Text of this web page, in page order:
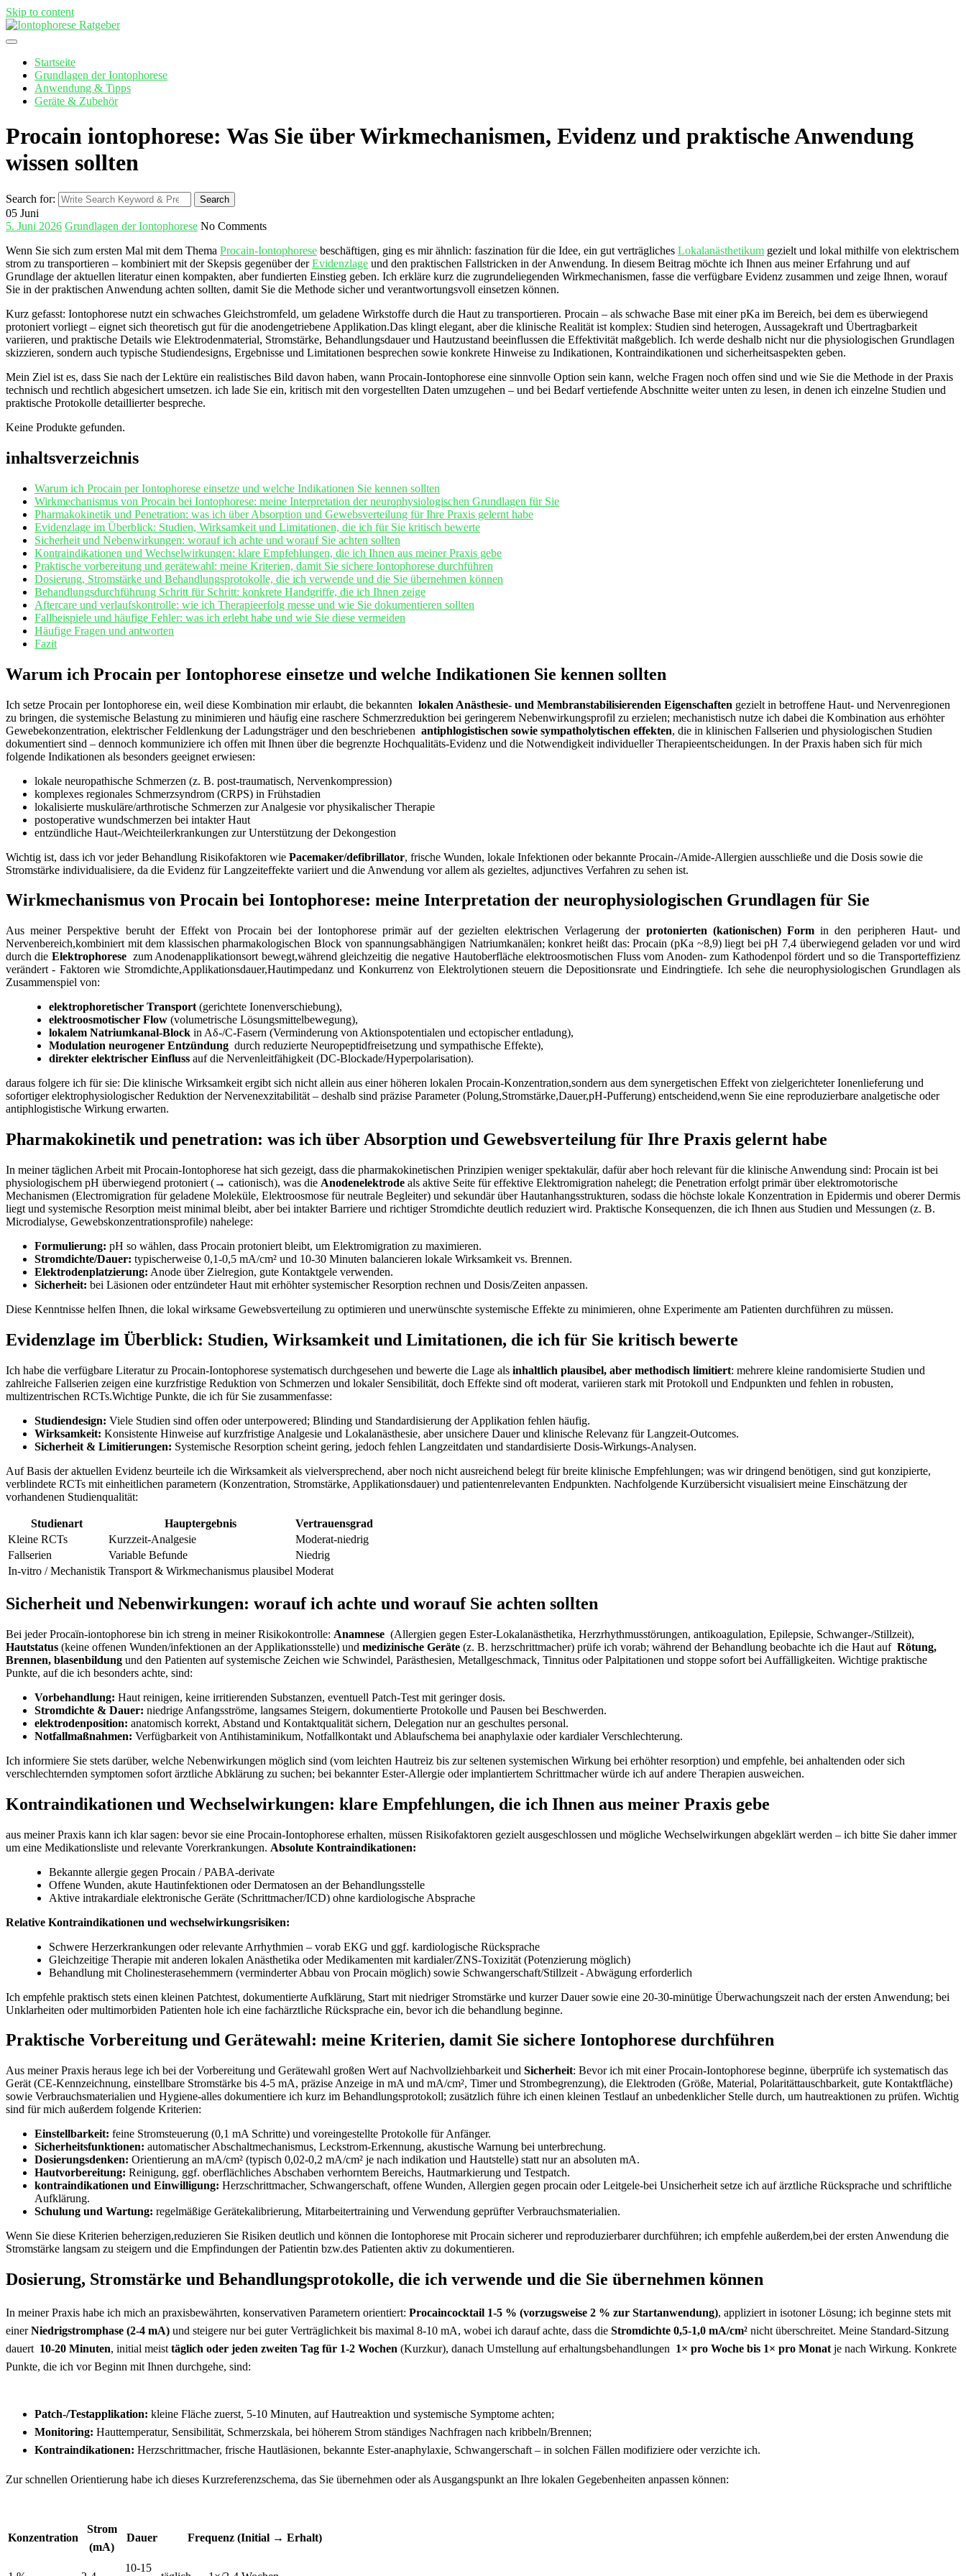
Skip to content
Startseite
Grundlagen der Iontophorese
Anwendung & Tipps
Geräte & Zubehör
Procain iontophorese: Was Sie über Wirkmechanismen, Evidenz und praktische Anwendung
wissen sollten
Search for: Search
05 Juni
5. Juni 2026 Grundlagen der Iontophorese No Comments
Wenn⁣ Sie⁤ sich zum ersten Mal ‍mit dem Thema ‌ Procain-Iontophorese beschäftigen, ging es mir ähnlich: faszination für ‍die Idee, ein gut verträgliches Lokalanästhetikum gezielt ⁤und lokal mithilfe von⁤ elektrischem
strom zu transportieren – kombiniert mit der ‍Skepsis gegenüber derEvidenzlage und den⁢ praktischen‍ Fallstricken in‍ der Anwendung.‍ In ‌diesem Beitrag möchte ich Ihnen‌ aus ⁤meiner Erfahrung und auf
‍Grundlage der⁣ aktuellen⁣ literatur einen kompakten, aber fundierten Einstieg geben.‍ Ich erkläre kurz die zugrundeliegenden Wirkmechanismen, ​fasse die verfügbare Evidenz zusammen und zeige ⁢Ihnen, worauf
Sie in der praktischen Anwendung​ achten sollten, damit Sie die Methode sicher und verantwortungsvoll einsetzen können.
Kurz gefasst: Iontophorese nutzt ein schwaches Gleichstromfeld, ⁣um geladene Wirkstoffe durch die Haut zu transportieren. Procain – als schwache Base mit‌ einer pKa im Bereich, bei‍ dem es überwiegend
protoniert‍ vorliegt – eignet sich ‍theoretisch gut für die ⁤anodengetriebene‌ Applikation.Das klingt​ elegant, aber die ⁣klinische Realität ist komplex:⁢ Studien sind⁣ heterogen, Aussagekraft und‌ Übertragbarkeit​
variieren, und praktische Details wie Elektrodenmaterial, Stromstärke, ⁣Behandlungsdauer und Hautzustand beeinflussen die ‌Effektivität maßgeblich. Ich werde deshalb nicht nur die physiologischen ⁤Grundlagen‍
skizzieren, sondern auch⁢ typische Studiendesigns, Ergebnisse und Limitationen besprechen sowie konkrete⁢ Hinweise ⁣zu Indikationen, Kontraindikationen und sicherheitsaspekten geben.
Mein Ziel ‍ist⁢ es, ‌dass Sie nach der Lektüre ​ein realistisches Bild davon haben, wann ​Procain-Iontophorese eine sinnvolle Option sein​ kann, ​welche Fragen noch offen sind ‍und wie Sie die Methode​ in der Praxis
technisch und⁢ rechtlich abgesichert umsetzen. ich lade ​Sie ein, kritisch mit den vorgestellten Daten umzugehen – und bei Bedarf vertiefende Abschnitte weiter unten zu lesen, in denen⁤ ich⁤ einzelne Studien und
praktische Protokolle detaillierter bespreche.
Keine Produkte gefunden.
inhaltsverzeichnis
Warum ich Procain per Iontophorese einsetze⁢ und welche ‌Indikationen Sie kennen sollten
Wirkmechanismus von Procain bei Iontophorese: ‌meine‍ Interpretation der ‌neurophysiologischen⁣ Grundlagen für Sie
Pharmakokinetik und Penetration: was ⁤ich ‍über ⁢Absorption und Gewebsverteilung ⁣für Ihre Praxis ⁢gelernt habe
Evidenzlage⁢ im ‌Überblick: ​Studien, Wirksamkeit und⁣ Limitationen, die ich für Sie‍ kritisch ‌bewerte
Sicherheit und Nebenwirkungen: ⁤worauf ⁤ich achte und worauf Sie​ achten sollten
Kontraindikationen und Wechselwirkungen: ‍klare Empfehlungen, die ich Ihnen‍ aus meiner Praxis gebe
Praktische vorbereitung ‍und⁣ gerätewahl: meine Kriterien, damit Sie sichere Iontophorese durchführen
Dosierung,⁤ Stromstärke ⁤und ⁢Behandlungsprotokolle, die ich verwende und die Sie übernehmen können
Behandlungsdurchführung Schritt ‌für‍ Schritt: konkrete Handgriffe, die ⁣ich Ihnen zeige
Aftercare und verlaufskontrolle: wie ich Therapieerfolg ⁤messe und wie Sie dokumentieren ⁤sollten
Fallbeispiele und häufige Fehler: was⁣ ich erlebt habe‌ und ​wie Sie diese vermeiden
Häufige‍ Fragen und⁤ antworten
Fazit
Warum ich Procain per‌ Iontophorese einsetze und welche ‌Indikationen ‌Sie‍ kennen‍ sollten
Ich setze Procain per Iontophorese ein, ‍weil diese Kombination‌ mir erlaubt, die bekannten ⁢ lokalen Anästhesie‑ und Membranstabilisierenden Eigenschaften gezielt in betroffene Haut- und Nervenregionen
zu bringen, die ⁢systemische Belastung zu minimieren und häufig eine raschere Schmerzreduktion bei geringerem Nebenwirkungsprofil zu erzielen; mechanistisch nutze ich ⁢dabei die Kombination aus‌ erhöhter​
Gewebekonzentration, elektrischer Feldlenkung der Ladungsträger⁣ und den beschriebenen ​ antiphlogistischen‌ sowie sympatholytischen effekten,⁣ die in klinischen⁣ Fallserien und⁤ physiologischen‍ Studien
dokumentiert sind – dennoch⁢ kommuniziere ich offen mit Ihnen über die begrenzte Hochqualitäts‑Evidenz und die Notwendigkeit​ individueller Therapieentscheidungen. In der Praxis haben sich ⁣für⁢ mich
folgende Indikationen⁣ als ⁤besonders geeignet erwiesen:
lokale neuropathische Schmerzen (z. B. post‑traumatisch, Nervenkompression)
komplexes regionales ​Schmerzsyndrom⁤ (CRPS) in⁢ Frühstadien
lokalisierte muskuläre/arthrotische Schmerzen ​zur Analgesie vor physikalischer‌ Therapie
postoperative‍ wundschmerzen ⁣bei intakter ⁤Haut
entzündliche Haut‑/Weichteilerkrankungen‍ zur Unterstützung der Dekongestion
Wichtig ist, dass ich vor jeder ‌Behandlung Risikofaktoren wie Pacemaker/defibrillator, frische Wunden, lokale ⁣Infektionen ‍oder bekannte Procain‑/Amide‑Allergien ausschließe und die⁢ Dosis sowie die
Stromstärke individualisiere, da ⁢die Evidenz ⁢für ‌Langzeiteffekte ‍variiert und die⁣ Anwendung vor‌ allem als‍ gezieltes, adjunctives Verfahren zu sehen ist.
Wirkmechanismus von⁤ Procain bei Iontophorese: meine Interpretation der neurophysiologischen Grundlagen ​für Sie
Aus meiner Perspektive⁢ beruht ⁢der Effekt von ​Procain bei‌ der Iontophorese primär auf der gezielten elektrischen ‌Verlagerung der protonierten ⁤(kationischen) Form in​ den‌ peripheren Haut- und
Nervenbereich,kombiniert mit dem klassischen pharmakologischen Block von spannungsabhängigen Natriumkanälen;⁢ konkret heißt ‍das: Procain (pKa ~8,9) liegt ⁤bei ‍pH ⁢7,4 überwiegend geladen vor ​und wird
durch‌ die Elektrophorese⁤ zum Anodenapplikationsort ‌bewegt,während ‌gleichzeitig die negative Hautoberfläche elektroosmotischen ⁣Fluss vom​ Anoden- zum⁤ Kathodenpol‍ fördert und so die‍ Transporteffizienz
verändert ‌- Faktoren wie ​Stromdichte,Applikationsdauer,Hautimpedanz und ⁢Konkurrenz ⁣von Elektrolytionen steuern die Depositionsrate und​ Eindringtiefe. Ich sehe die neurophysiologischen Grundlagen als
Zusammenspiel von:
elektrophoretischer Transport (gerichtete Ionenverschiebung),
elektroosmotischer Flow (volumetrische Lösungsmittelbewegung),
lokalem Natriumkanal-Block in Aδ-/C-Fasern (Verminderung von‍ Aktionspotentialen​ und ectopischer entladung),
Modulation neurogener Entzündung ‌ durch ‌reduzierte Neuropeptidfreisetzung und sympathische Effekte),
direkter elektrischer Einfluss auf ⁣die Nervenleitfähigkeit ⁢(DC-Blockade/Hyperpolarisation).
daraus ‍folgere ich​ für sie: Die ‌klinische Wirksamkeit ergibt sich⁤ nicht allein aus ⁣einer⁤ höheren lokalen Procain-Konzentration,sondern aus dem synergetischen Effekt von‍ zielgerichteter Ionenlieferung und
sofortiger elektrophysiologischer Reduktion der Nervenexzitabilität – ​deshalb sind‍ präzise Parameter (Polung,Stromstärke,Dauer,pH-Pufferung) entscheidend,wenn Sie eine ⁢reproduzierbare analgetische oder
‍antiphlogistische Wirkung erwarten.
Pharmakokinetik und penetration: was ich⁤ über Absorption und Gewebsverteilung für⁤ Ihre Praxis gelernt ⁤habe
In⁤ meiner täglichen ​Arbeit mit Procain‑Iontophorese hat sich gezeigt, dass die pharmakokinetischen Prinzipien⁣ weniger spektakulär, dafür ‌aber hoch ‍relevant ⁣für die ​klinische Anwendung‍ sind: Procain ​ist bei
physiologischem ⁤pH überwiegend ⁣protoniert ‌(→ cationisch), was die Anodenelektrode als aktive​ Seite für effektive Elektromigration nahelegt;⁢ die Penetration erfolgt primär über⁤ elektromotorische​
Mechanismen⁣ (Electromigration für‌ geladene⁣ Moleküle, Elektroosmose für neutrale Begleiter)⁤ und sekundär über Hautanhangsstrukturen, sodass‍ die ​höchste⁤ lokale Konzentration in ‍Epidermis und oberer ⁢Dermis
liegt und‌ systemische Resorption ⁣meist minimal bleibt, ‍aber bei intakter‍ Barriere und richtiger Stromdichte deutlich reduziert wird.⁢ Praktische Konsequenzen, die ich Ihnen aus Studien und ​Messungen ⁣(z. B.⁤
Microdialyse, Gewebskonzentrationsprofile) nahelege:
Formulierung: ⁣pH so wählen, dass Procain protoniert bleibt, um Elektromigration zu maximieren.
Stromdichte/Dauer: typischerweise 0,1-0,5 mA/cm² und 10-30 Minuten balancieren lokale⁣ Wirksamkeit vs.‌ Brennen.
Elektrodenplatzierung: ⁣Anode über Zielregion, gute ⁣Kontaktgele⁢ verwenden.
Sicherheit: bei Läsionen oder⁤ entzündeter Haut mit erhöhter systemischer Resorption rechnen⁢ und Dosis/Zeiten ‍anpassen.
Diese Kenntnisse helfen Ihnen,‍ die ⁢lokal wirksame Gewebsverteilung zu ⁤optimieren⁤ und⁣ unerwünschte systemische Effekte zu⁣ minimieren, ohne Experimente am Patienten ​durchführen zu müssen.
Evidenzlage ⁣im Überblick: ‍Studien, ⁤Wirksamkeit und Limitationen, die ich⁤ für Sie ​kritisch‌ bewerte
Ich habe ‍die verfügbare Literatur zu Procain‑Iontophorese systematisch durchgesehen und bewerte die Lage als inhaltlich plausibel,‍ aber ‍methodisch limitiert: mehrere‍ kleine randomisierte Studien und
zahlreiche Fallserien zeigen eine kurzfristige Reduktion von Schmerzen und lokaler Sensibilität, doch ‍Effekte sind⁢ oft‌ moderat, variieren ‌stark mit Protokoll und Endpunkten und fehlen in robusten,
multizentrischen⁢ RCTs.Wichtige Punkte, die ich für Sie zusammenfasse:⁤
Studiendesign: Viele Studien sind offen oder unterpowered; Blinding⁢ und Standardisierung der​ Applikation​ fehlen ⁤häufig.
Wirksamkeit: Konsistente ⁣Hinweise‍ auf kurzfristige⁢ Analgesie und Lokalanästhesie, aber unsichere‍ Dauer⁤ und klinische Relevanz für Langzeit‑Outcomes.
Sicherheit & Limitierungen: Systemische Resorption scheint gering, jedoch fehlen Langzeitdaten ‍und standardisierte​ Dosis‑Wirkungs‑Analysen.
Auf ⁤Basis der aktuellen⁢ Evidenz beurteile ich‍ die Wirksamkeit ⁣als ⁢vielversprechend,‌ aber noch nicht ausreichend belegt für breite klinische⁢ Empfehlungen; was‌ wir dringend benötigen, sind gut konzipierte,⁤
verblindete RCTs mit ​einheitlichen parametern (Konzentration, Stromstärke, Applikationsdauer) und‍ patientenrelevanten Endpunkten.⁢ Nachfolgende ‌Kurzübersicht visualisiert ‌meine Einschätzung der⁢
vorhandenen Studienqualität:
Studienart Hauptergebnis
Vertrauensgrad
Kleine RCTs
Kurzzeit‑Analgesie
Moderat‑niedrig
Fallserien
Variable Befunde
Niedrig
In-vitro ​/ Mechanistik Transport ⁢&‌ Wirkmechanismus‍ plausibel Moderat
Sicherheit und⁣ Nebenwirkungen: worauf⁤ ich achte und worauf⁣ Sie⁢ achten sollten
Bei jeder Procaïn‑iontophorese bin ⁢ich⁢ streng in​ meiner Risikokontrolle: Anamnese ⁤ (Allergien gegen Ester‑Lokalanästhetika, Herzrhythmusstörungen, antikoagulation, Epilepsie, ​Schwanger‑/Stillzeit),
Hautstatus ⁣(keine offenen Wunden/infektionen an der Applikationsstelle) und medizinische ⁣Geräte ⁢(z. B. herzschrittmacher) prüfe ich vorab; während der Behandlung beobachte ich die‍ Haut ‌auf ⁤ Rötung,
Brennen, blasenbildung und den Patienten ⁤auf systemische Zeichen wie Schwindel, Parästhesien, ‍Metallgeschmack, Tinnitus oder ​Palpitationen und stoppe sofort bei Auffälligkeiten. ⁤Wichtige praktische
Punkte,⁢ auf die ich besonders ⁢achte, sind:
Vorbehandlung: Haut reinigen, ⁢keine irritierenden​ Substanzen, eventuell Patch‑Test ⁣mit geringer dosis.
Stromdichte & Dauer: niedrige Anfangsströme, langsames ‍Steigern, ‌dokumentierte Protokolle‌ und Pausen bei Beschwerden.
elektrodenposition: anatomisch korrekt,⁣ Abstand und Kontaktqualität sichern, ⁢Delegation‌ nur an geschultes ‍personal.
Notfallmaßnahmen: ​Verfügbarkeit von Antihistaminikum, Notfallkontakt und Ablaufschema bei anaphylaxie ⁤oder ⁣kardialer Verschlechterung.
Ich informiere Sie stets darüber, welche Nebenwirkungen⁣ möglich sind (vom leichten Hautreiz bis zur seltenen systemischen Wirkung bei ‌erhöhter resorption) und empfehle, bei anhaltenden oder sich
verschlechternden symptomen sofort ärztliche Abklärung zu‍ suchen; bei ‍bekannter Ester‑Allergie oder implantiertem ‌Schrittmacher würde ich auf andere Therapien ausweichen.
Kontraindikationen und Wechselwirkungen: klare Empfehlungen, die ich Ihnen aus meiner Praxis gebe
aus meiner⁤ Praxis kann⁢ ich‍ klar⁤ sagen: bevor‍ sie ‌eine Procain-Iontophorese erhalten, ⁤müssen ‍Risikofaktoren gezielt ausgeschlossen und ⁢mögliche Wechselwirkungen abgeklärt werden – ⁣ich⁤ bitte⁤ Sie daher immer‍
um eine Medikationsliste und relevante Vorerkrankungen. Absolute ⁢Kontraindikationen:
Bekannte ⁣allergie gegen Procain / PABA-derivate
Offene Wunden, akute Hautinfektionen oder Dermatosen ⁢an der Behandlungsstelle
Aktive‍ intrakardiale elektronische Geräte (Schrittmacher/ICD) ohne kardiologische ​Absprache
Relative Kontraindikationen und wechselwirkungsrisiken:
Schwere Herzerkrankungen oder​ relevante Arrhythmien – vorab EKG und ggf. kardiologische‍ Rücksprache
Gleichzeitige​ Therapie mit anderen lokalen Anästhetika ⁤oder Medikamenten ⁣mit​ kardialer/ZNS-Toxizität (Potenzierung möglich)
Behandlung‌ mit Cholinesterasehemmern‌ (verminderter Abbau von Procain möglich) sowie⁢ Schwangerschaft/Stillzeit ⁣- ‌Abwägung erforderlich
Ich‌ empfehle​ praktisch stets ‍einen kleinen Patchtest, dokumentierte‍ Aufklärung,⁢ Start mit niedriger Stromstärke und ​kurzer Dauer sowie eine⁣ 20-30-minütige Überwachungszeit ⁤nach der ersten​ Anwendung; bei
Unklarheiten oder multimorbiden Patienten hole ich⁣ eine fachärztliche Rücksprache ein, bevor ich die ‌behandlung⁢ beginne.
Praktische Vorbereitung und ​Gerätewahl: meine ‌Kriterien,⁢ damit Sie sichere ⁢Iontophorese‍ durchführen
Aus meiner​ Praxis heraus lege ⁤ich​ bei der Vorbereitung⁤ und ⁤Gerätewahl großen ⁣Wert‌ auf Nachvollziehbarkeit und Sicherheit:​ Bevor ich mit einer ⁤Procain-Iontophorese⁢ beginne, überprüfe ich systematisch ⁤das‌
Gerät (CE-Kennzeichnung, einstellbare Stromstärke ⁤bis 4-5 mA, präzise Anzeige‍ in mA ⁤und mA/cm², Timer und Strombegrenzung), die Elektroden‍ (Größe, ‍Material, Polaritättauschbarkeit, gute Kontaktfläche)
sowie ‍Verbrauchsmaterialien ‍und Hygiene-alles dokumentiere ich kurz ‍im‍ Behandlungsprotokoll; zusätzlich führe ich einen‍ kleinen Testlauf an unbedenklicher Stelle ⁣durch, um ⁣hautreaktionen zu prüfen. Wichtig
sind für mich außerdem folgende Kriterien:
Einstellbarkeit: feine ⁣Stromsteuerung (0,1 mA‍ Schritte) und voreingestellte⁤ Protokolle für Anfänger.
Sicherheitsfunktionen: automatischer ⁤Abschaltmechanismus, Leckstrom-Erkennung, ⁢akustische Warnung bei unterbrechung.
Dosierungsdenken: Orientierung ‍an mA/cm² (typisch 0,02-0,2 mA/cm²‍ je⁣ nach indikation und Hautstelle)⁢ statt nur an absoluten ‌mA.
Hautvorbereitung: Reinigung, ggf. oberflächliches Abschaben verhorntem Bereichs, Hautmarkierung und Testpatch.
kontraindikationen und Einwilligung: Herzschrittmacher, Schwangerschaft, offene​ Wunden, Allergien gegen ⁤procain oder Leitgele-bei Unsicherheit setze ich‍ auf‍ ärztliche‌ Rücksprache und schriftliche
Aufklärung.
Schulung und Wartung: regelmäßige⁤ Gerätekalibrierung,‍ Mitarbeitertraining und Verwendung geprüfter Verbrauchsmaterialien.
Wenn​ Sie diese Kriterien ⁣beherzigen,reduzieren Sie Risiken deutlich und können die ‌Iontophorese ⁢mit Procain ⁢sicherer und ⁤reproduzierbarer durchführen; ich empfehle außerdem,bei der ersten⁢ Anwendung die
⁤Stromstärke langsam‍ zu steigern und die Empfindungen der Patientin bzw.des⁤ Patienten aktiv ​zu dokumentieren.
Dosierung, Stromstärke und Behandlungsprotokolle, die ich verwende und die Sie übernehmen können
‍In meiner Praxis habe ⁤ich mich an praxisbewährten, ‍konservativen Parametern​ orientiert: Procaincocktail 1-5 % (vorzugsweise 2 % zur Startanwendung), appliziert in isotoner ⁢Lösung; ich beginne stets mit‍
einerNiedrigstromphase (2-4 mA) und steigere nur bei ⁣guter Verträglichkeit bis maximal 8-10⁢ mA, wobei ich darauf achte, dass die Stromdichte⁢ 0,5-1,0 mA/cm² ⁣nicht überschreitet. Meine ⁣Standard‑Sitzung‌
dauert ⁤ 10-20 ‍Minuten, ⁢initial meist täglich oder ⁤jeden zweiten ⁢Tag für ‍1-2 ⁤Wochen ‌(Kurzkur), danach Umstellung auf erhaltungsbehandlungen ⁢ 1× pro Woche bis 1× pro Monat je nach Wirkung. ​Konkrete
Punkte, die ich vor Beginn​ mit Ihnen durchgehe, ⁢sind:
Patch‑/Testapplikation: kleine Fläche zuerst, 5-10 Minuten, auf Hautreaktion und systemische Symptome achten;
Monitoring: Hauttemperatur, Sensibilität, Schmerzskala, bei höherem Strom ständiges Nachfragen nach kribbeln/Brennen;
Kontraindikationen: Herzschrittmacher, frische Hautläsionen, bekannte Ester‑anaphylaxie, ⁤Schwangerschaft – in ​solchen ⁣Fällen ⁤modifiziere oder verzichte⁤ ich.
Zur schnellen Orientierung habe ich dieses Kurzreferenzschema, das Sie übernehmen‍ oder als Ausgangspunkt an Ihre lokalen Gegebenheiten anpassen können:
Konzentration
Strom
(mA)
Dauer Frequenz (Initial → Erhalt)
10-15